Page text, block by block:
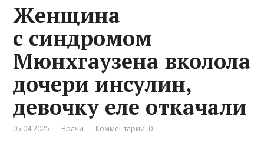
Женщина
с синдромом
Мюнхгаузена вколола
дочери инсулин,
девочку еле откачали
05.04.2025 Врачи Комментарии: 0